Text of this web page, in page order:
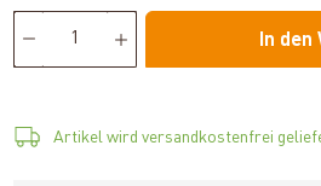
In
Artikel wird versandkostenfrei